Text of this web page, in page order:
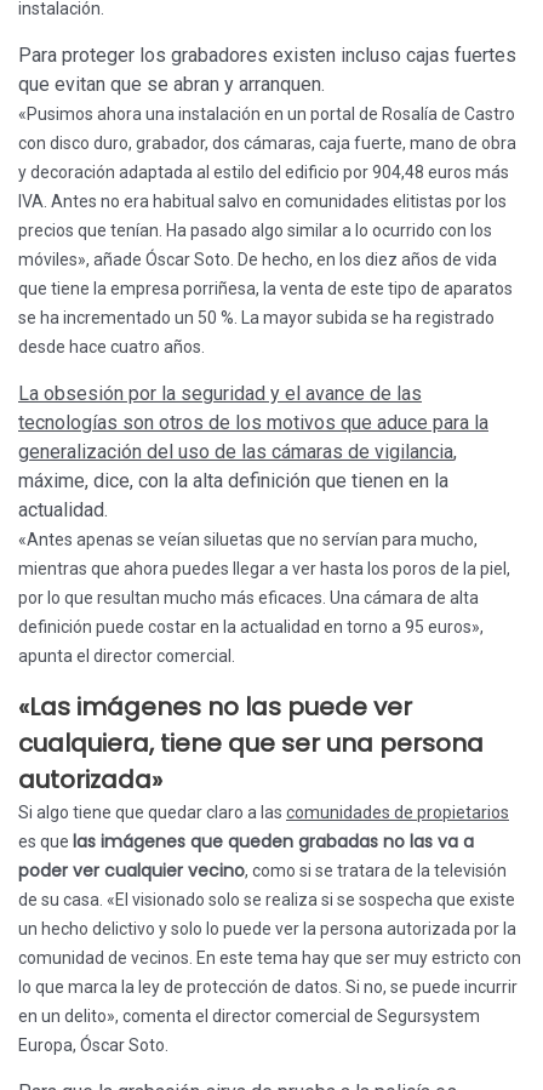
instalación.
Para proteger los grabadores existen incluso cajas fuertes
que evitan que se abran y arranquen.
«Pusimos ahora una instalación en un portal de Rosalía de Castro
con disco duro, grabador, dos cámaras, caja fuerte, mano de obra
y decoración adaptada al estilo del edificio por 904,48 euros más
IVA. Antes no era habitual salvo en comunidades elitistas por los
precios que tenían. Ha pasado algo similar a lo ocurrido con los
móviles», añade Óscar Soto. De hecho, en los diez años de vida
que tiene la empresa porriñesa, la venta de este tipo de aparatos
se ha incrementado un 50 %. La mayor subida se ha registrado
desde hace cuatro años.
La obsesión por la seguridad y el avance de las
tecnologías son otros de los motivos que aduce para la
generalización del uso de las cámaras de vigilancia,
máxime, dice, con la alta definición que tienen en la
actualidad.
«Antes apenas se veían siluetas que no servían para mucho,
mientras que ahora puedes llegar a ver hasta los poros de la piel,
por lo que resultan mucho más eficaces. Una cámara de alta
definición puede costar en la actualidad en torno a 95 euros»,
apunta el director comercial.
«Las imágenes no las puede ver
cualquiera, tiene que ser una persona
autorizada»
Si algo tiene que quedar claro a las comunidades de propietarios
es que las imágenes que queden grabadas no las va a
poder ver cualquier vecino, como si se tratara de la televisión
de su casa. «El visionado solo se realiza si se sospecha que existe
un hecho delictivo y solo lo puede ver la persona autorizada por la
comunidad de vecinos. En este tema hay que ser muy estricto con
lo que marca la ley de protección de datos. Si no, se puede incurrir
en un delito», comenta el director comercial de Segursystem
Europa, Óscar Soto.